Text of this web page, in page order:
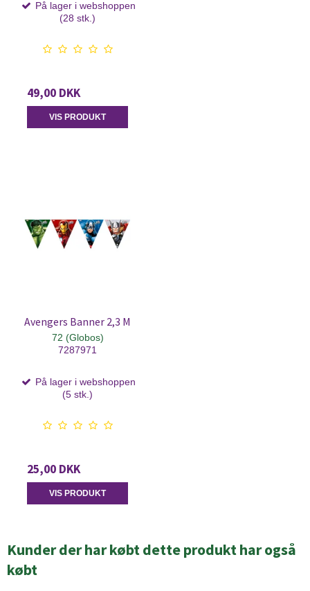
På lager i webshoppen
(28 stk.)
49,00 DKK
VIS PRODUKT
Avengers Banner 2,3 M
72 (Globos)
7287971
På lager i webshoppen
(5 stk.)
25,00 DKK
VIS PRODUKT
Kunder der har købt dette produkt har også
købt